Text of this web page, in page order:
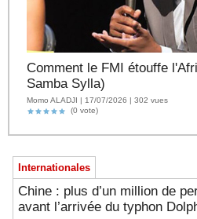
Comment le FMI étouffe
Samba Sylla)
Momo ALADJI | 17/07/2026 | 302 vues
(0 vote)
Internationales
Chine : plus d’un million de
avant l’arrivée du typhon